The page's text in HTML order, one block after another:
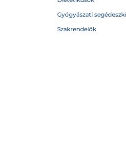
Gyógyászati
Szakrendelők